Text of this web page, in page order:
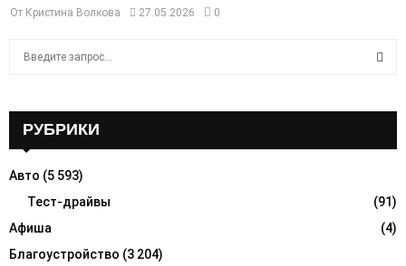
От Кристина Волкова 27.05.2026 0
o
R
C
РУБРИКИ
Авто (5 593)
Тест-драйвы
(91)
Афиша
(4)
Благоустройство (3 204)